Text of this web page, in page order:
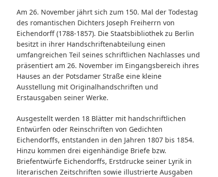
Am 26. November jährt sich zum 150. Mal der Todestag
des romantischen Dichters Joseph Freiherrn von
Eichendorff (1788-1857). Die Staatsbibliothek zu Berlin
besitzt in ihrer Handschriftenabteilung einen
umfangreichen Teil seines schriftlichen Nachlasses und
präsentiert am 26. November im Eingangsbereich ihres
Hauses an der Potsdamer Straße eine kleine
Ausstellung mit Originalhandschriften und
Erstausgaben seiner Werke.
Ausgestellt werden 18 Blätter mit handschriftlichen
Entwürfen oder Reinschriften von Gedichten
Eichendorffs, entstanden in den Jahren 1807 bis 1854.
Hinzu kommen drei eigenhändige Briefe bzw.
Briefentwürfe Eichendorffs, Erstdrucke seiner Lyrik in
literarischen Zeitschriften sowie illustrierte Ausgaben